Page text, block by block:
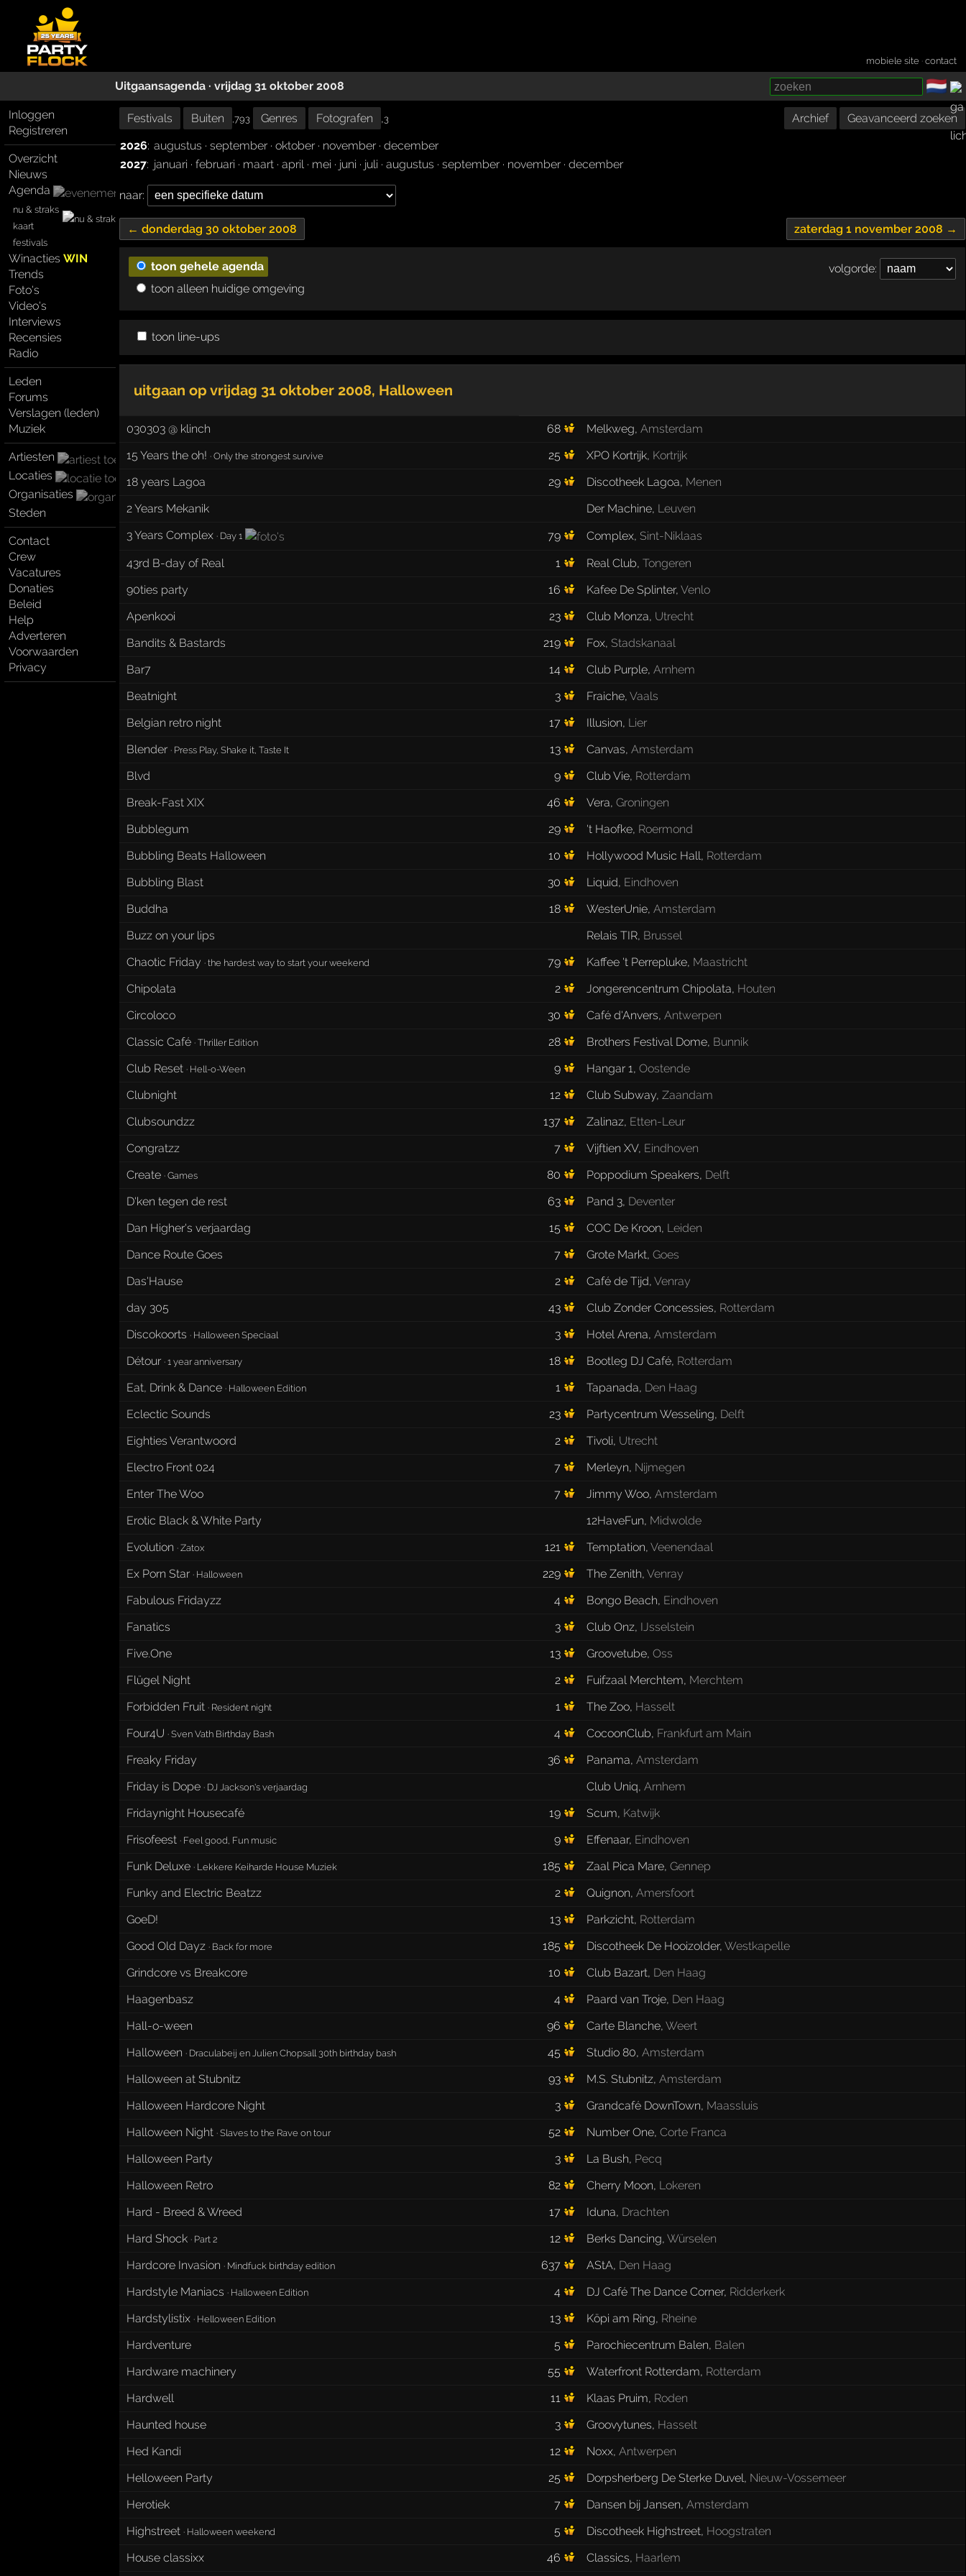
mobiele site ·contact
Uitgaansagenda · vrijdag 31 oktober 2008 🇳🇱
Inloggen
Registreren
Overzicht
Nieuws
Agenda
nu & straks
kaart
festivals
WinactiesWIN
Trends
Foto's
Video's
Interviews
Recensies
Radio
Leden
Forums
Verslagen (leden)
Muziek
Artiesten
Locaties
Organisaties
Steden
Contact
Crew
Vacatures
Donaties
Beleid
Help
Adverteren
Voorwaarden
Privacy
Festivals Buiten ,793 Genres Fotografen ,3 Archief
Geavanceerd zoeken
2026: augustus · september · oktober · november · december
2027: januari · februari · maart · april · mei · juni · juli · augustus · september · november · december
naar:
← donderdag 30 oktober 2008 zaterdag 1 november 2008 →
volgorde:
toon gehele agenda
toon alleen huidige omgeving
toon line-ups
uitgaan op vrijdag 31 oktober 2008, Halloween
030303 @ klinch 68 Melkweg, Amsterdam
15 Years the oh! ·Only the strongest survive 25 XPO Kortrijk, Kortrijk
18 years Lagoa
29 Discotheek Lagoa, Menen
2 Years Mekanik
Der Machine, Leuven
3 Years Complex · Day 1 79 Complex, Sint-Niklaas
43rd B-day of Real
1 Real Club, Tongeren
90ties party
16 Kafee De Splinter, Venlo
Apenkooi
23 Club Monza, Utrecht
Bandits & Bastards
219 Fox, Stadskanaal
Bar7
14 Club Purple, Arnhem
Beatnight
3 Fraiche, Vaals
Belgian retro night
17 Illusion, Lier
Blender · Press Play, Shake it, Taste It 13 Canvas, Amsterdam
Blvd
9 Club Vie, Rotterdam
Break-Fast XIX
46 Vera, Groningen
Bubblegum
29 't Haofke, Roermond
Bubbling Beats Halloween
10 Hollywood Music Hall, Rotterdam
Bubbling Blast
30 Liquid, Eindhoven
Buddha
18 WesterUnie, Amsterdam
Buzz on your lips
Relais TIR, Brussel
Chaotic Friday ·the hardest way to start your weekend 79 Kaffee 't Perrepluke, Maastricht
Chipolata
2 Jongerencentrum Chipolata, Houten
Circoloco
30 Café d'Anvers, Antwerpen
Classic Café ·Thriller Edition 28 Brothers Festival Dome, Bunnik
Club Reset · Hell-o-Ween 9 Hangar 1, Oostende
Clubnight
12 Club Subway, Zaandam
Clubsoundzz
137 Zalinaz, Etten-Leur
Congratzz
7 Vijftien XV, Eindhoven
Create ·Games 80 Poppodium Speakers, Delft
D'ken tegen de rest
63 Pand 3, Deventer
Dan Higher's verjaardag
15 COC De Kroon, Leiden
Dance Route Goes
7 Grote Markt, Goes
Das'Hause
2 Café de Tijd, Venray
day 305
43 Club Zonder Concessies, Rotterdam
Discokoorts · Halloween Speciaal 3 Hotel Arena, Amsterdam
Détour ·1 year anniversary 18 Bootleg DJ Café, Rotterdam
Eat, Drink & Dance · Halloween Edition 1 Tapanada, Den Haag
Eclectic Sounds
23 Partycentrum Wesseling, Delft
Eighties Verantwoord
2 Tivoli, Utrecht
Electro Front 024
7 Merleyn, Nijmegen
Enter The Woo
7 Jimmy Woo, Amsterdam
Erotic Black & White Party
12HaveFun, Midwolde
Evolution ·Zatox 121 Temptation, Veenendaal
Ex Porn Star · Halloween 229 The Zenith, Venray
Fabulous Fridayzz
4 Bongo Beach, Eindhoven
Fanatics
3 Club Onz, IJsselstein
Five.One
13 Groovetube, Oss
Flügel Night
2 Fuifzaal Merchtem, Merchtem
Forbidden Fruit · Resident night 1 The Zoo, Hasselt
Four4U ·Sven Vath Birthday Bash 4 CocoonClub, Frankfurt am Main
Freaky Friday
36 Panama, Amsterdam
Friday is Dope · DJ Jackson's verjaardag Club Uniq, Arnhem
Fridaynight Housecafé
19 Scum, Katwijk
Frisofeest · Feel good, Fun music 9 Effenaar, Eindhoven
Funk Deluxe · Lekkere Keiharde House Muziek 185 Zaal Pica Mare, Gennep
Funky and Electric Beatzz
2 Quignon, Amersfoort
GoeD!
13 Parkzicht, Rotterdam
Good Old Dayz · Back for more 185 Discotheek De Hooizolder, Westkapelle
Grindcore vs Breakcore
10 Club Bazart, Den Haag
Haagenbasz
4 Paard van Troje, Den Haag
Hall-o-ween
96 Carte Blanche, Weert
Halloween · Draculabeij en Julien Chopsall 30th birthday bash 45 Studio 80, Amsterdam
Halloween at Stubnitz
93 M.S. Stubnitz, Amsterdam
Halloween Hardcore Night
3 Grandcafé DownTown, Maassluis
Halloween Night ·Slaves to the Rave on tour 52 Number One, Corte Franca
Halloween Party
3 La Bush, Pecq
Halloween Retro
82 Cherry Moon, Lokeren
Hard - Breed & Wreed
17 Iduna, Drachten
Hard Shock · Part 2 12 Berks Dancing, Würselen
Hardcore Invasion · Mindfuck birthday edition 637 AStA, Den Haag
Hardstyle Maniacs · Halloween Edition 4 DJ Café The Dance Corner, Ridderkerk
Hardstylistix · Helloween Edition 13 Köpi am Ring, Rheine
Hardventure
5 Parochiecentrum Balen, Balen
Hardware machinery
55 Waterfront Rotterdam, Rotterdam
Hardwell
11 Klaas Pruim, Roden
Haunted house
3 Groovytunes, Hasselt
Hed Kandi
12 Noxx, Antwerpen
Helloween Party
25 Dorpsherberg De Sterke Duvel, Nieuw-Vossemeer
Herotiek
7 Dansen bij Jansen, Amsterdam
Highstreet · Halloween weekend 5 Discotheek Highstreet, Hoogstraten
House classixx
46 Classics, Haarlem